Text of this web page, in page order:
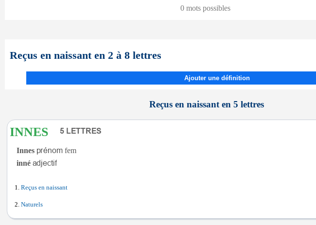
0 mots possibles
Reçus en naissant en 2 à 8 lettres
Ajouter une définition
Reçus en naissant en 5 lettres
INNES
Innes
fem
inné
Reçus en naissant
Naturels